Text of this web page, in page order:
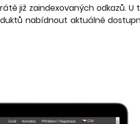
již zaindexovaných odkazů.
nabídnout aktuálně